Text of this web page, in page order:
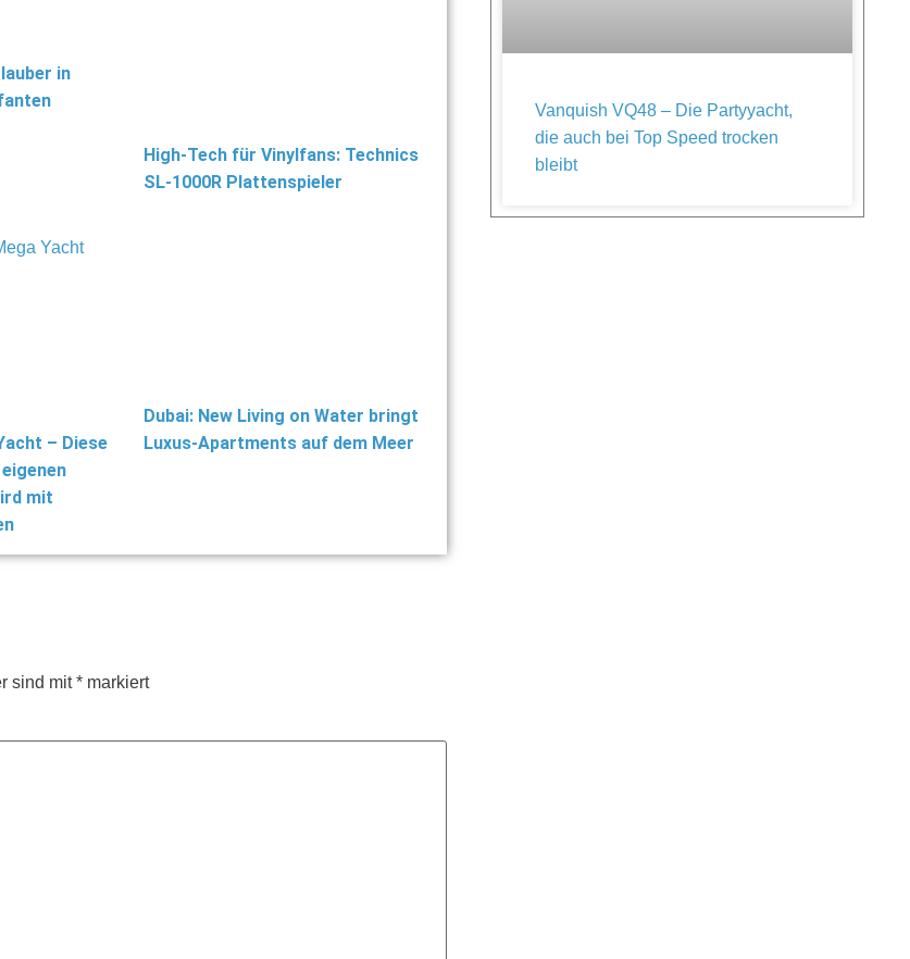
in
High-Tech für Vinylfans: Technics
SL-1000R Plattenspieler
– Diese
mit
Dubai: New Living on Water bringt
Luxus-Apartments auf dem Meer
sind mit* markiert
Vanquish VQ48 – Die Partyyacht,
die auch bei Top Speed trocken
bleibt